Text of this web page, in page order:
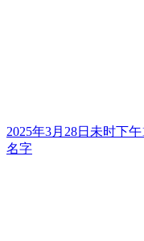
2025年3月28日未时下
名字